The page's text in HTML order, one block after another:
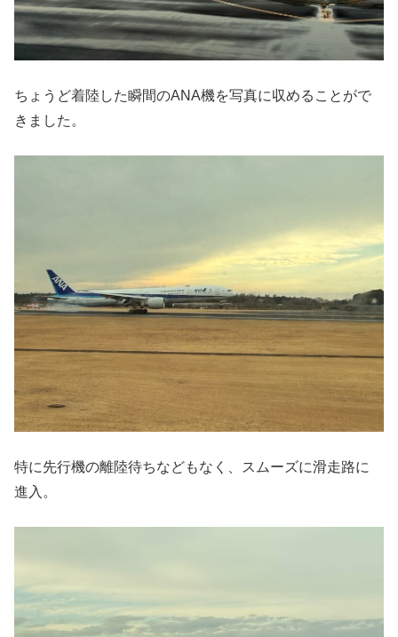
ちょうど着陸した瞬間のANA機を写真に収めることがで
きました。
特に先行機の離陸待ちなどもなく、スムーズに滑走路に
進入。